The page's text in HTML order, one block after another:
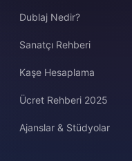
Dublaj Nedir?
Sanatçı Rehberi
Kaşe Hesaplama
Ücret Rehberi 2025
Ajanslar & Stüdyolar